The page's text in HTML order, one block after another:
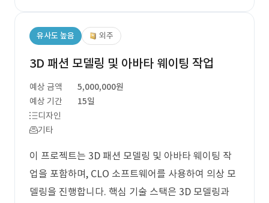
유사도 높음 외주
3D 패션 모델링 및 아바타 웨이팅 작업
예상 금액
5,000,000원
예상 기간
15일
디자인
기타
이 프로젝트는 3D 패션 모델링 및 아바타 웨이팅 작
업을 포함하며, CLO 소프트웨어를 사용하여 의상 모
델링을 진행합니다. 핵심 기술 스택은 3D 모델링과